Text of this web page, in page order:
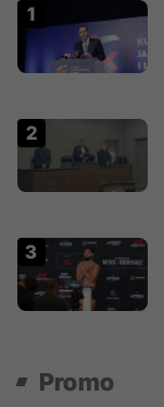
Promo